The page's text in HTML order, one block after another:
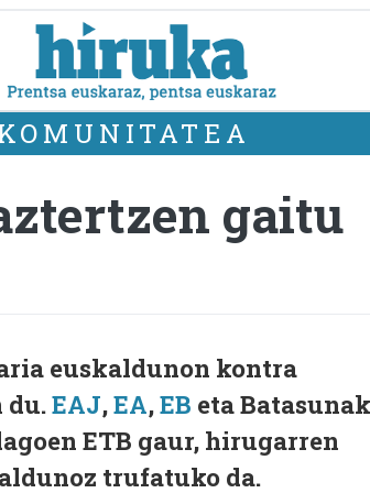
gaitu
euskaldunon kontra
du.EAJ,EA,EB eta Batasunak
ETB gaur, hirugarren
trufatuko da.